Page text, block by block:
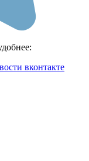
вконтакте